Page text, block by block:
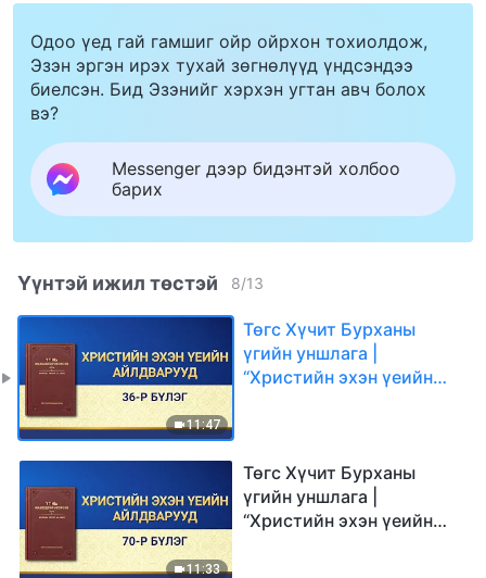
Одоо үед гай гамшиг ойр ойрхон тохиолдож,
Эзэн эргэн ирэх тухай зөгнөлүүд үндсэндээ
биелсэн. Бид Эзэнийг хэрхэн угтан авч болох
вэ?
Messenger дээр бидэнтэй холбоо
барих
Үүнтэй ижил төстэй 8/13
11:47
Төгс Хүчит Бурханы
үгийн уншлага |
“Христийн эхэн үеийн
11:33
Төгс Хүчит Бурханы
үгийн уншлага |
“Христийн эхэн үеийн